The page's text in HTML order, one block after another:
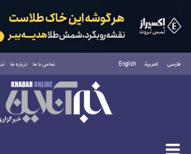
فارسی العربية English تماس با ما درباره ما
جمعه ۱۶ مرداد ۱۴۰۵